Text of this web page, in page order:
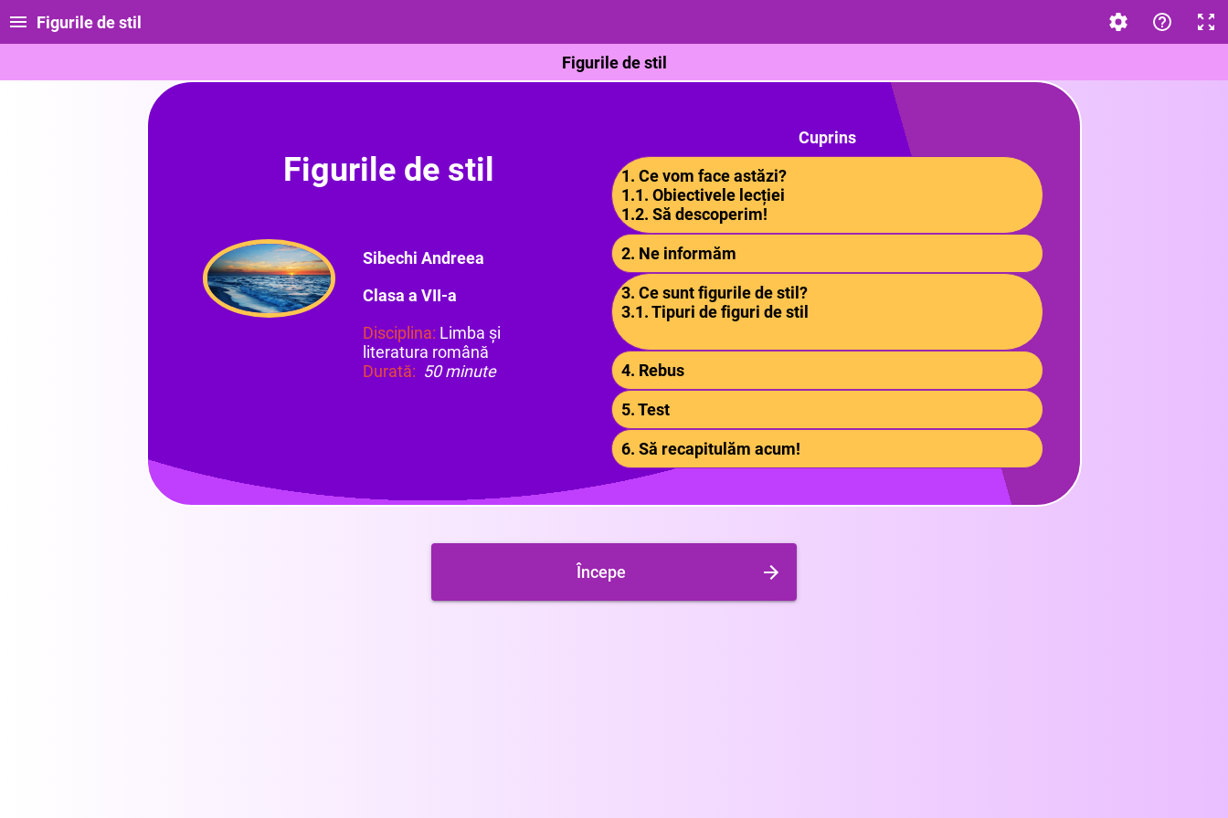
Figurile de stil
Figurile de stil
Figurile de stil
Sibechi Andreea
Clasa a VII-a
Disciplina: Limba și
literatura română
Durată: 50 minute
Cuprins
1. Ce vom face astăzi?
1.1. Obiectivele lecției
1.2. Să descoperim!
2. Ne informăm
3. Ce sunt figurile de stil?
3.1. Tipuri de figuri de stil
4. Rebus
5. Test
6. Să recapitulăm acum!
Începe